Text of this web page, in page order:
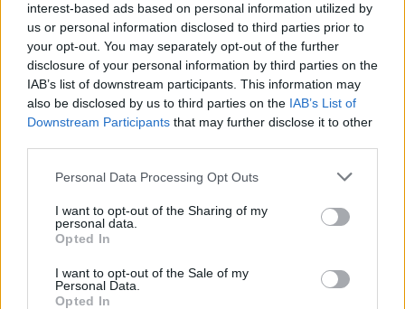
interest-based ads based on personal information utilized by
us or personal information disclosed to third parties prior to
your opt-out. You may separately opt-out of the further
disclosure of your personal information by third parties on the
IAB’s list of downstream participants. This information may
also be disclosed by us to third parties on the IAB’s List of
Downstream Participants that may further disclose it to other
Personal Data Processing Opt Outs
I want to opt-out of the Sharing of my
personal data.
Opted In
I want to opt-out of the Sale of my
Personal Data.
Opted In
Για δεκαετίες, η επίσημη εκδοχή μιλούσε για
αυτοκτονία ή ατύχημα.Η αλήθεια
αποκαλύφθηκε πολλά χρόνια αργότερα,
αυτόπτης μάρτυρας της δολοφονίας,
εξομολογήθηκε τις πραγματικές συνθήκες στον
δικηγόρο Σπυρίδωνα Φόρτη.